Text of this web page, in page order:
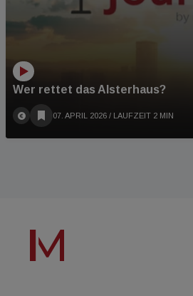
Wer rettet das Alsterhaus?
07. APRIL 2026 / LAUFZEIT 2 MIN